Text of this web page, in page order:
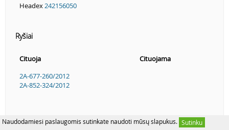
Naudodamiesi paslaugomis sutinkate naudoti mūsų slapukus. Sutinku
Headex 242156050
Ryšiai
Cituoja
Cituojama
2A-677-260/2012
2A-852-324/2012